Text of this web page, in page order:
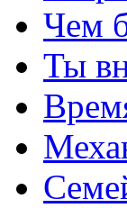
Чем
Ты